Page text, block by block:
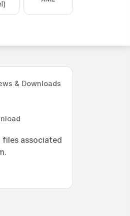
& Downloads
files associated